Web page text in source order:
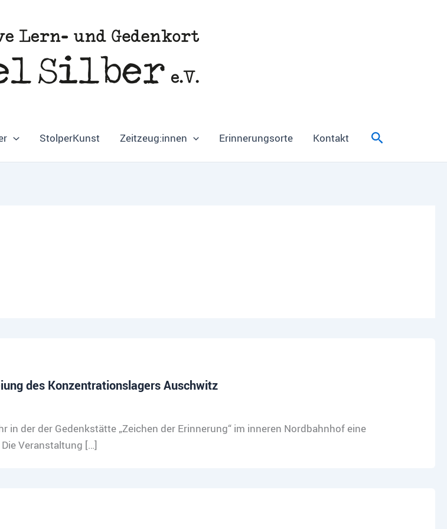
StolperKunst Zeitzeug:innen Erinnerungsorte Kontakt Suchen
des Konzentrationslagers Auschwitz
der der Gedenkstätte „Zeichen der Erinnerung“ im inneren Nordbahnhof eine
Veranstaltung […]